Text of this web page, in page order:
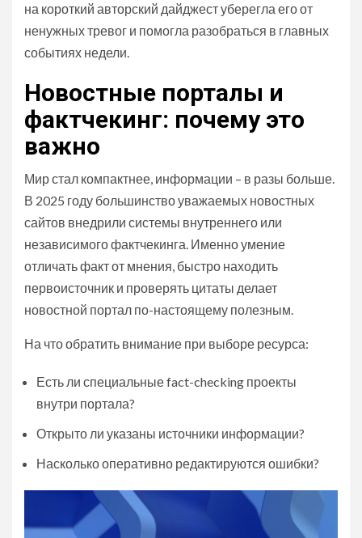
на короткий авторский дайджест уберегла его от
ненужных тревог и помогла разобраться в главных
событиях недели.
Новостные порталы и
фактчекинг: почему это
важно
Мир стал компактнее, информации – в разы больше.
В 2025 году большинство уважаемых новостных
сайтов внедрили системы внутреннего или
независимого фактчекинга. Именно умение
отличать факт от мнения, быстро находить
первоисточник и проверять цитаты делает
новостной портал по-настоящему полезным.
На что обратить внимание при выборе ресурса:
Есть ли специальные fact-checking проекты
внутри портала?
Открыто ли указаны источники информации?
Насколько оперативно редактируются ошибки?